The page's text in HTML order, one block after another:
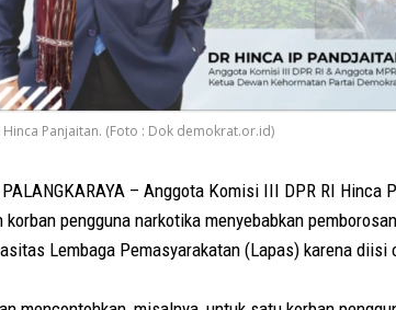
Hinca Panjaitan. (Foto : Dok demokrat.or.id)
PALANGKARAYA – Anggota Komisi III DPR RI Hinca
korban pengguna narkotika menyebabkan
Lembaga Pemasyarakatan (Lapas) karena diisi